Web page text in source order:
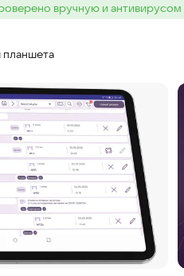
вручную и антивирусом
планшета